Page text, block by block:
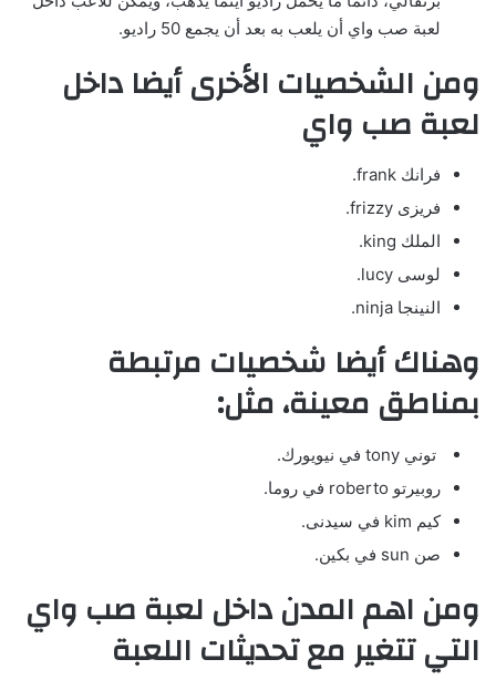
لعبة صب واي أن يلعب به بعد أن يجمع 50 راديو.
ومن الشخصيات الأخرى أيضا داخل
لعبة صب واي
فرانك frank.
فريزى frizzy.
الملك king.
لوسى lucy.
النينجا ninja.
وهناك أيضا شخصيات مرتبطة
بمناطق معينة، مثل:
توني tony في نيويورك.
روبيرتو roberto في روما.
كيم kim في سيدنى.
صن sun في بكين.
ومن اهم المدن داخل لعبة صب واي
التي تتغير مع تحديثات اللعبة